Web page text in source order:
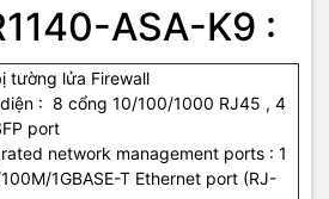
ASA-K9 :
tường lửa Firewall
diện : 8 cổng 10/100/1000 RJ45 , 4
port
network management ports : 1
1GBASE-T Ethernet port (RJ-